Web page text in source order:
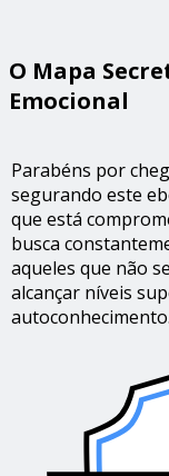
O Mapa
Emocional
Parabéns por
segurando este
que está
busca
aqueles que não
alcançar níveis
autoconhecimento.